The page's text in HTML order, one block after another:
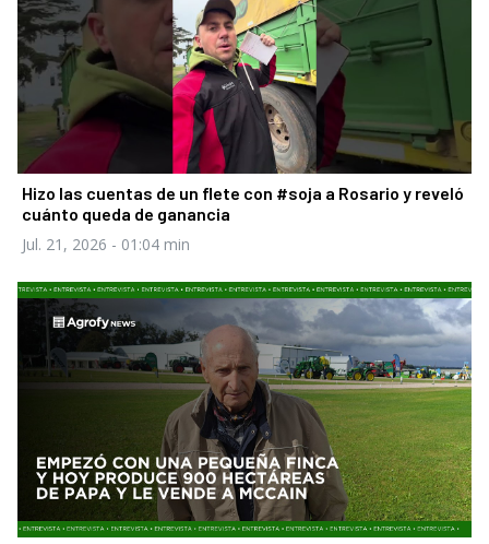
Hizo las cuentas de un flete con #soja a Rosario y reveló
cuánto queda de ganancia
Jul. 21, 2026 - 01:04 min